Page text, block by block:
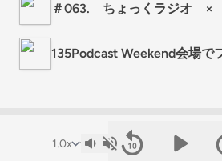
＃063. ちょっくラジオ ×
135Podcast Weekend会場で